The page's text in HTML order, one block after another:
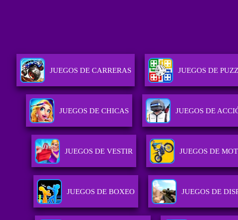
JUEGOS DE CARRERAS JUEGOS DE
JUEGOS DE CHICAS JUEGOS DE
JUEGOS DE VESTIR JUEGOS DE
JUEGOS DE BOXEO JUEGOS DE